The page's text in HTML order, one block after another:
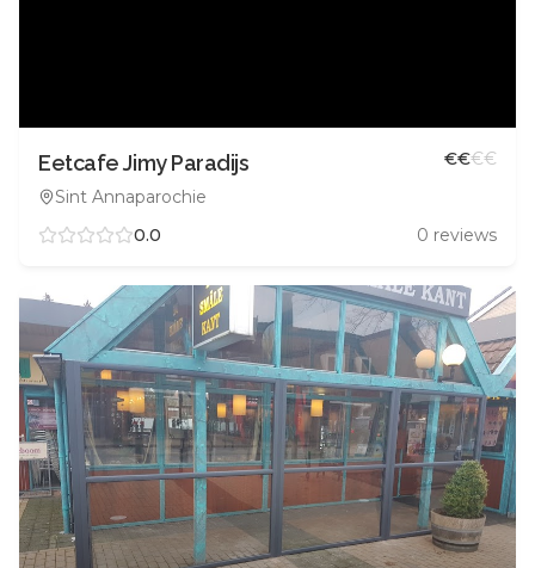
Eetcafe Jimy Paradijs
Sint Annaparochie
€€€€
0.0 0 reviews